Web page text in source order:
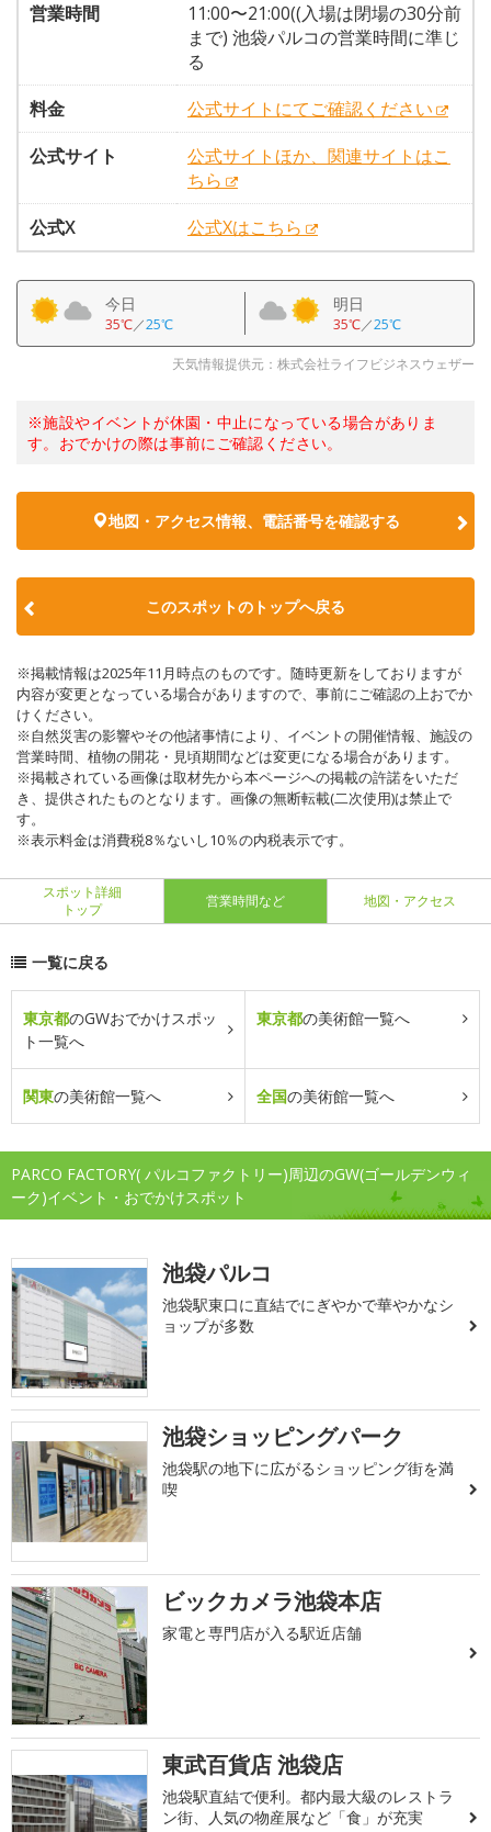
営業時間
11:00〜21:00((入場は閉場の30分前
まで) 池袋パルコの営業時間に準じ
る
料金
公式サイトにてご確認ください
公式サイト
公式サイトほか、関連サイトはこ
ちら
公式X
公式Xはこちら
今日
35℃／25℃
明日
35℃／25℃
天気情報提供元：株式会社ライフビジネスウェザー
※施設やイベントが休園・中止になっている場合がありま
す。おでかけの際は事前にご確認ください。
地図・アクセス情報、電話番号を確認する
このスポットのトップへ戻る
※掲載情報は2025年11月時点のものです。随時更新をしておりますが
内容が変更となっている場合がありますので、事前にご確認の上おでか
けください。
※自然災害の影響やその他諸事情により、イベントの開催情報、施設の
営業時間、植物の開花・見頃期間などは変更になる場合があります。
※掲載されている画像は取材先から本ページへの掲載の許諾をいただ
き、提供されたものとなります。画像の無断転載(二次使用)は禁止で
す。
※表示料金は消費税8％ないし10％の内税表示です。
スポット詳細
トップ
営業時間など 地図・アクセス
一覧に戻る
東京都のGWおでかけスポッ
ト一覧へ
東京都の美術館一覧へ
関東の美術館一覧へ 全国の美術館一覧へ
PARCO FACTORY( パルコファクトリー)周辺のGW(ゴールデンウィ
ーク)イベント・おでかけスポット
池袋パルコ
池袋駅東口に直結でにぎやかで華やかなシ
ョップが多数
池袋ショッピングパーク
池袋駅の地下に広がるショッピング街を満
喫
ビックカメラ池袋本店
家電と専門店が入る駅近店舗
東武百貨店 池袋店
池袋駅直結で便利。都内最大級のレストラ
ン街、人気の物産展など「食」が充実